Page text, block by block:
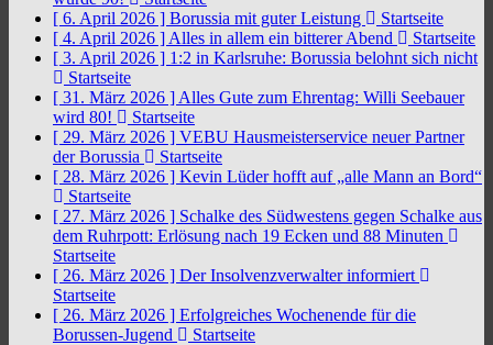
[ 6. April 2026 ] Borussia mit guter Leistung
Startseite
[ 4. April 2026 ] Alles in allem ein bitterer Abend
Startseite
[ 3. April 2026 ] 1:2 in Karlsruhe: Borussia belohnt sich nicht
Startseite
[ 31. März 2026 ] Alles Gute zum Ehrentag: Willi Seebauer
wird 80!
Startseite
[ 29. März 2026 ] VEBU Hausmeisterservice neuer Partner
der Borussia
Startseite
[ 28. März 2026 ] Kevin Lüder hofft auf „alle Mann an Bord“
Startseite
[ 27. März 2026 ] Schalke des Südwestens gegen Schalke aus
dem Ruhrpott: Erlösung nach 19 Ecken und 88 Minuten
Startseite
[ 26. März 2026 ] Der Insolvenzverwalter informiert
Startseite
[ 26. März 2026 ] Erfolgreiches Wochenende für die
Borussen-Jugend
Startseite